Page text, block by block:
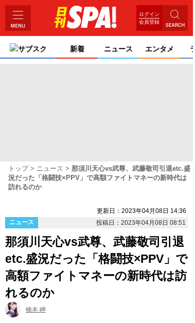
ログイン
会員登録
サブスク 新着 ニュース エンタメ
トップ ニュース
那須川天心vs武尊、武藤敬司引退etc.盛
況だった「格闘技×PPV」で高額ファイトマネーの新時代は
訪れるのか
更新日：2023年04月08日 14:36
ニュース
投稿日：2023年04月08日 08:51
那須川天心vs武尊、武藤敬司引退
etc.盛況だった「格闘技×PPV」で
高額ファイトマネーの新時代は訪
れるのか
橋本 岬